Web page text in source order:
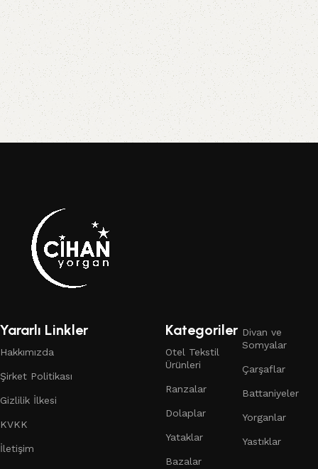
Yararlı Linkler
Hakkımızda
Şirket Politikası
Gizlilik İlkesi
KVKK
İletişim
Kategoriler
Otel Tekstil
Ürünleri
Ranzalar
Dolaplar
Yataklar
Bazalar
Divan ve
Somyalar
Çarşaflar
Battaniyeler
Yorganlar
Yastıklar